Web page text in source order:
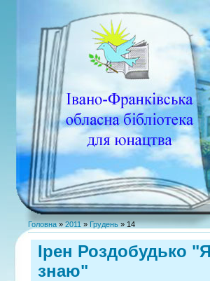
Головна»2011 » Грудень » 14
Ірен Роздобудько
знаю"